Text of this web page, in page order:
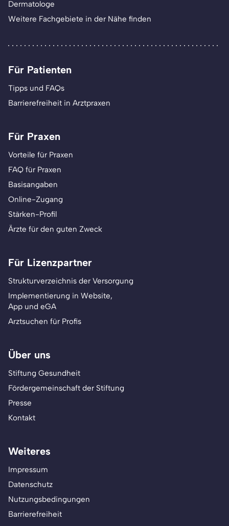
Dermatologe
Weitere Fachgebiete in der Nähe finden
Für Patienten
Tipps und FAQs
Barrierefreiheit in Arztpraxen
Für Praxen
Vorteile für Praxen
FAQ für Praxen
Basisangaben
Online-Zugang
Stärken-Profil
Ärzte für den guten Zweck
Für Lizenzpartner
Strukturverzeichnis der Versorgung
Implementierung in Website,
App und eGA
Arztsuchen für Profis
Über uns
Stiftung Gesundheit
Fördergemeinschaft der Stiftung
Presse
Kontakt
Weiteres
Impressum
Datenschutz
Nutzungsbedingungen
Barrierefreiheit